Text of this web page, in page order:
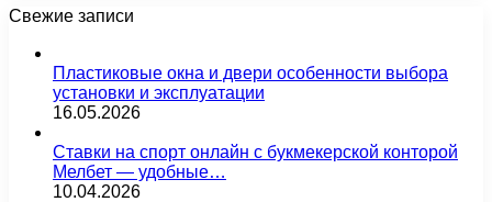
Свежие записи
Пластиковые окна и двери особенности выбора
установки и эксплуатации
16.05.2026
Ставки на спорт онлайн с букмекерской конторой
Мелбет — удобные…
10.04.2026